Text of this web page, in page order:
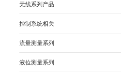
无线系列产品
控制系统相关
流量测量系列
液位测量系列